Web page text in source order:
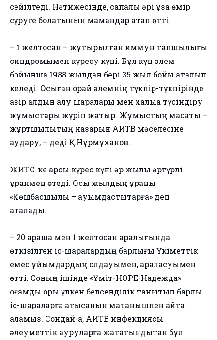
сейілтеді. Нәтижесінде, сапалы әрі ұзақ өмір
сүруге болатынын мамандар атап өтті.
– 1 желтоқсан – жұқтырылған иммун тапшылығы
синдромымен күресу күні. Бұл күн әлем
бойынша 1988 жылдан бері 35 жыл бойы аталып
келеді. Осыған орай әлемнің түкпір-түкпірінде
қазір алдын алу шаралары мен халыққа түсіндіру
жұмыстары жүріп жатыр. Жұмыстың мақсаты –
жұртшылықтың назарын АИТВ мәселесіне
аудару, – деді Қ.Нұрмұханов.
ЖИТС-ке қарсы күрес күні әр жылы әртүрлі
ұранмен өтеді. Осы жылдың ұраны
«Көшбасшылық – қауымдастықтарға» деп
аталады.
– 20 қараша мен 1 желтоқсан аралығында
өткізілген іс-шаралардың барлығы Үкіметтік
емес ұйымдардың қолдауымен, араласуымен
өтті. Соның ішінде «Үміт-НОРЕ-Надежда»
қоғамдық қоры үлкен белсенділік танытып барлық
іс-шараларға қатысқанын мақтанышпен айта
аламыз. Сондай-ақ, АИТВ инфекциясы
әлеуметтік ауруларға жататындықтан бұл